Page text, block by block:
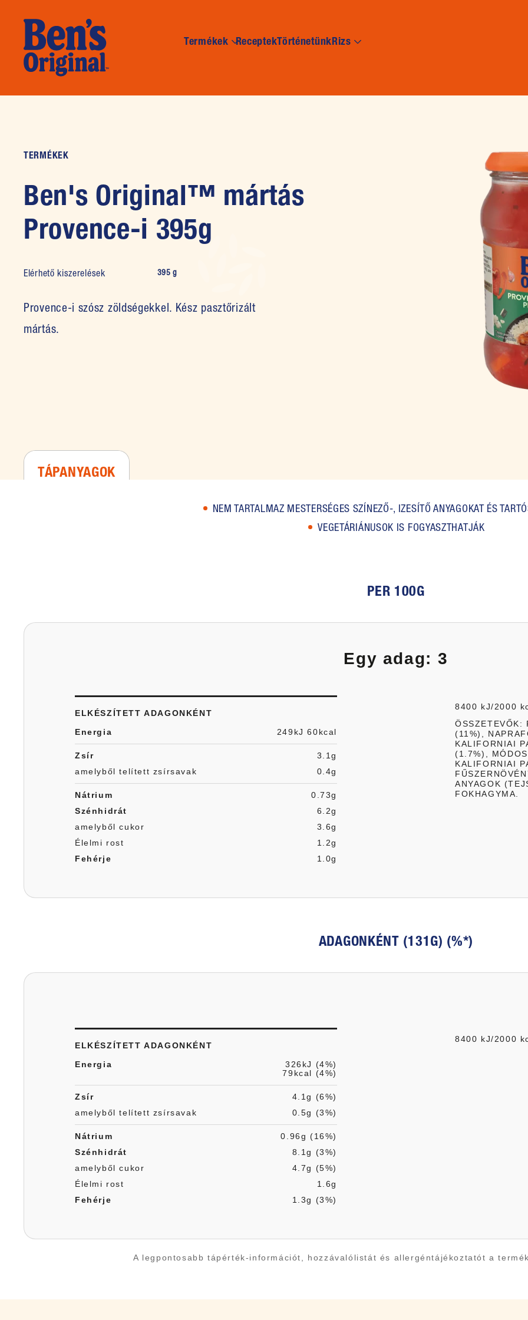
Termékek ReceptekTörténetünkRizs
TERMÉKEK
Ben's Original™ mártás
Provence-i 395g
Elérhető kiszerelések 395 g
Provence-i szósz zöldségekkel. Kész pasztőrizált
mártás.
TÁPANYAGOK
NEM TARTALMAZ MESTERSÉGES SZÍNEZŐ-, IZESÍTŐ ANYAGOKAT ÉS
VEGETÁRIÁNUSOK IS FOGYASZTHATJÁK
PER 100G
Egy adag: 3
ELKÉSZÍTETT ADAGONKÉNT
Energia
249kJ 60kcal
Zsír
3.1g
amelyből telített zsírsavak
0.4g
Nátrium
0.73g
Szénhidrát
6.2g
amelyből cukor
3.6g
Élelmi rost
1.2g
Fehérje
1.0g
8400 kJ/2000
ÖSSZETEVŐK:
(11%),
KALIFORNIAI
(1.7%),
KALIFORNIAI
ANYAGOK
FOKHAGYMA.
ADAGONKÉNT (131G) (%*)
ELKÉSZÍTETT ADAGONKÉNT
Energia
326kJ (4%)
79kcal (4%)
Zsír
4.1g (6%)
amelyből telített zsírsavak
0.5g (3%)
Nátrium
0.96g (16%)
Szénhidrát
8.1g (3%)
amelyből cukor
4.7g (5%)
Élelmi rost
1.6g
Fehérje
1.3g (3%)
8400 kJ/2000
A legpontosabb tápérték-információt, hozzávalólistát és allergéntájékoztatót a